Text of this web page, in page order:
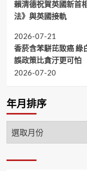
賴清德祝賀英國新首
法》與英國接軌
2026-07-21
香菸含苯駢芘致癌
誤政策比貪汙更可怕
2026-07-20
年月排序
年
月
序